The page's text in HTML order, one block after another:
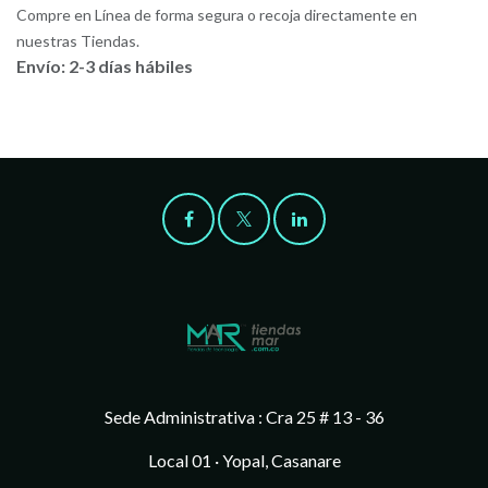
Compre en Línea de forma segura o recoja directamente en
nuestras Tiendas.
Envío: 2-3 días hábiles
Sede Administrativa : Cra 25 # 13 - 36
Local 01 · Yopal, Casanare